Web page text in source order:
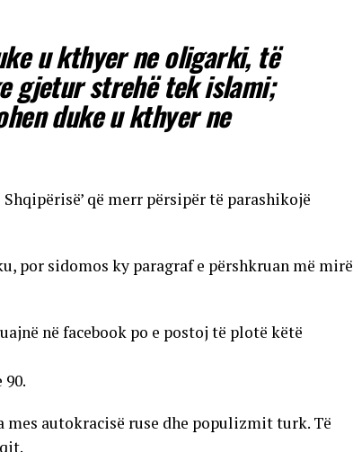
u kthyer ne oligarki, të
gjetur strehë tek islami;
duke u kthyer ne
që merr përsipër të parashikojë
por sidomos ky paragraf e përshkruan më mirë
në facebook po e postoj të plotë këtë
90.
mes autokracisë ruse dhe populizmit turk. Të